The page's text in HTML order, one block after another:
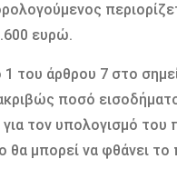
ευρώ.
του άρθρου 7 στο
ποσό
τον υπολογισμό του
θα μπορεί να φθάνει